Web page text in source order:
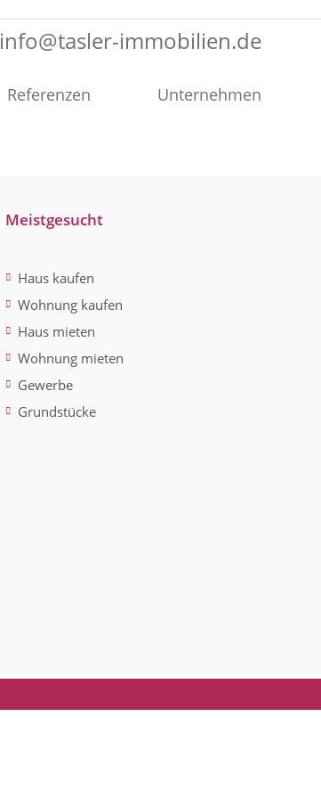
info@tasler-immobilien.de
Referenzen Unternehmen
Meistgesucht
Haus kaufen
Wohnung kaufen
Haus mieten
Wohnung mieten
Gewerbe
Grundstücke